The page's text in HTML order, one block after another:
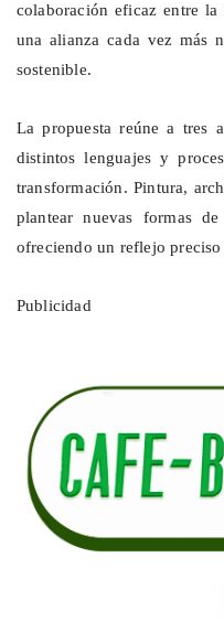
colaboración eficaz entre
una alianza cada vez más
sostenible.
La propuesta reúne a tres
distintos lenguajes y
transformación. Pintura,
plantear nuevas formas
ofreciendo un reflejo
Publicidad